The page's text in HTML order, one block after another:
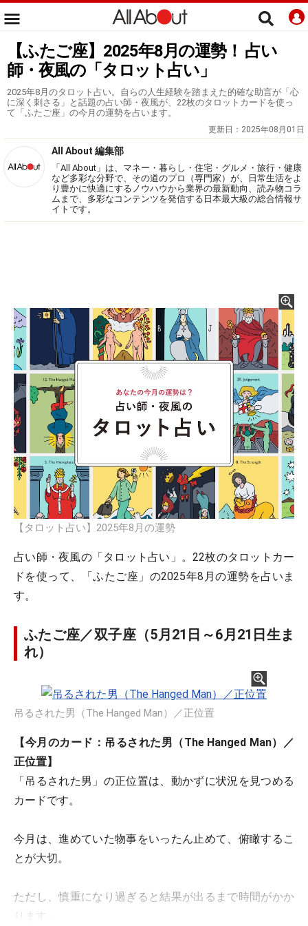
【ふたご座】2025年8月の運勢！ 占い
師・夜風の「タロット占い」
2025年8月のタロット占い。自らの人生経験を踏まえた的確な助言が「心
に深く刺さる」と話題の占い師・夜風が、22枚のタロットカードを使っ
て「ふたご座」の今月の運勢を占います。
更新日： 2025年08月01日
All About 編集部
「All About」は、マネー・暮らし・住宅・グルメ・旅行・健康
など多彩な分野で、その道のプロ（専門家）が、日常生活をよ
り豊かに快適にするノウハウから業界の最新動向、読み物コラ
ムまで、多彩なコンテンツを発信する日本最大級の総合情報サ
イトです。
【タロット占い】2025年8月の運勢
占い師・夜風の「タロット占い」。22枚のタロットカー
ドを使って、「ふたご座」の2025年8月の運勢を占いま
す。
ふたご座／双子座（5月21日～6月21日生ま
れ）
吊るされた男（The Hanged Man）／正位置
【今月のカード：吊るされた男（The Hanged Man）／
正位置】
「吊るされた男」の正位置は、動かずに状況を見つめる
カードです。
今月は、進めていた物事をいったん止めて、俯瞰するこ
とが大切。
ただし、慎重になり過ぎると結果が出るまで時間がかか
ります。